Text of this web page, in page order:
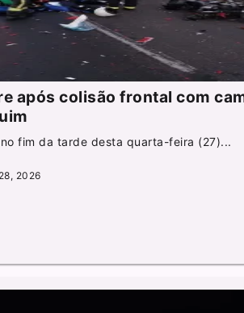
após colisão frontal com
fim da tarde desta quarta-feira (27)...
2026